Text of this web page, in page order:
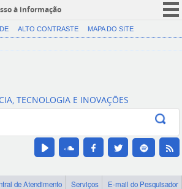
à informação
CORONAVÍRUS (COVID-19)
Canais
ALTO CONTRASTE MAPA DO SITE
TECNOLOGIA E INOVAÇÕES
de Atendimento Serviços
E-mail do Pesquisador